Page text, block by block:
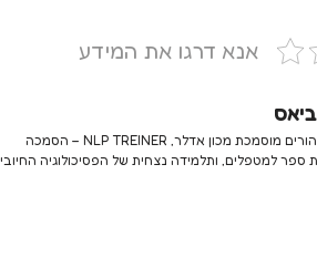
אנא דרגו את המידע
מאמנת אישית, מאמנת הורים מוסמכת מכון אדלר, NLP TREINER – הסמכה
למטפלים, ותלמידה נצחית של הפסיכולוגיה